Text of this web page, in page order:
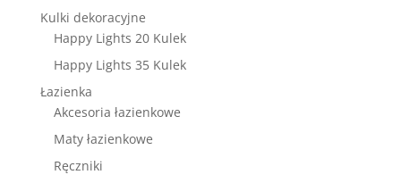
Kulki dekoracyjne
Happy Lights 20 Kulek
Happy Lights 35 Kulek
Łazienka
Akcesoria łazienkowe
Maty łazienkowe
Ręczniki